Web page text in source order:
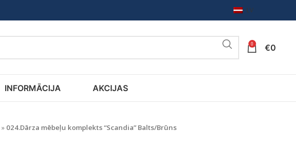
LV
0 €0
INFORMĀCIJA AKCIJAS
» 024.Dārza mēbeļu komplekts “Scandia” Balts/Brūns